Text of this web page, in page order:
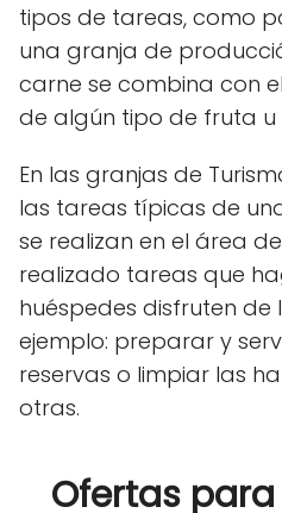
tipos de tareas, como
una granja de
carne se combina con
de algún tipo de fruta u
En las granjas de
las tareas típicas de
se realizan en el área
realizado tareas que
huéspedes disfruten
ejemplo: preparar y
reservas o limpiar las
otras.
Ofertas